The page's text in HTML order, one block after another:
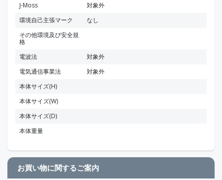
J-Moss
対象外
環境自己主張マーク
なし
その他環境及び安全規
格
電波法
対象外
電気通信事業法
対象外
本体サイズ(H)
本体サイズ(W)
本体サイズ(D)
本体重量
お買い物に関するご案内